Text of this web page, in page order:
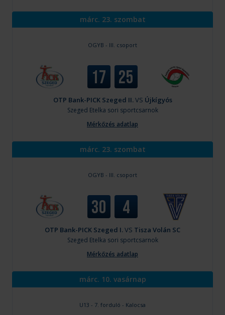
márc. 23. szombat
OGYB - III. csoport
17 25
OTP Bank-PICK Szeged II.VS Újkígyós
Szeged Etelka sori sportcsarnok
Mérkőzés adatlap
márc. 23. szombat
OGYB - III. csoport
30 4
OTP Bank-PICK Szeged I.VS Tisza Volán SC
Szeged Etelka sori sportcsarnok
Mérkőzés adatlap
márc. 10. vasárnap
U13 - 7. forduló - Kalocsa